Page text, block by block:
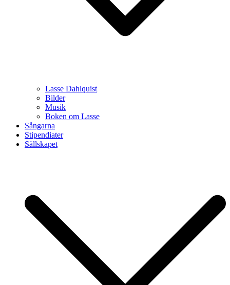
Lasse Dahlquist
Bilder
Musik
Boken om Lasse
Sångarna
Stipendiater
Sällskapet